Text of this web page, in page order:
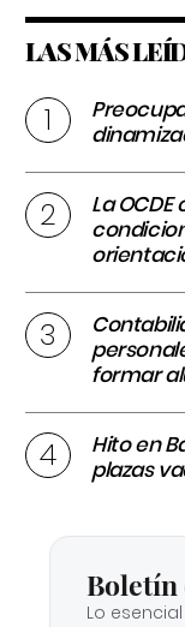
LAS MÁS
La
formar
Hito en
plazas
Boletín
Lo